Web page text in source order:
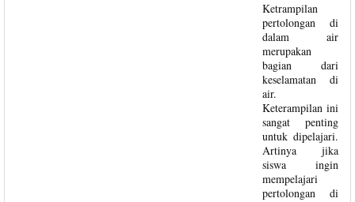
Ketrampilan
pertolongan di
dalam air
merupakan
bagian dari
keselamatan di
air.
Keterampilan ini
sangat penting
untuk dipelajari.
Artinya jika
siswa ingin
mempelajari
pertolongan di